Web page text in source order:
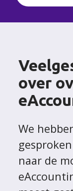
over
We
naar de